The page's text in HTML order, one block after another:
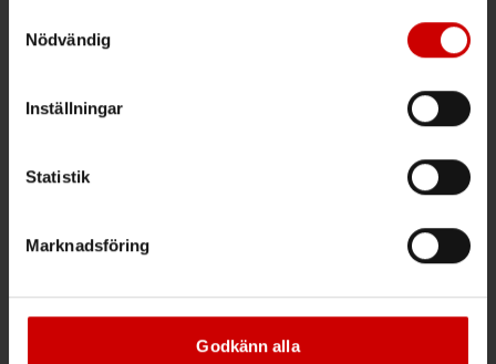
länder utanför EU med olika dataskyddsnormer. Genom
att godkänna samtycker du till sådana överföringar. Läs
Nödvändig
Inställningar
Statistik
Marknadsföring
Godkänn alla